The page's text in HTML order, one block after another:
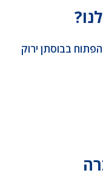
הפתוח בבוסתן ירוק